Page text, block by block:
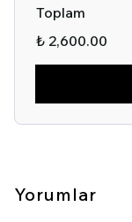
Toplam
₺ 2,600.00
Yorumlar